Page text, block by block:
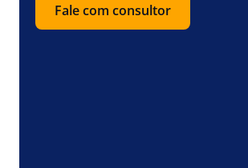
Fale com consultor